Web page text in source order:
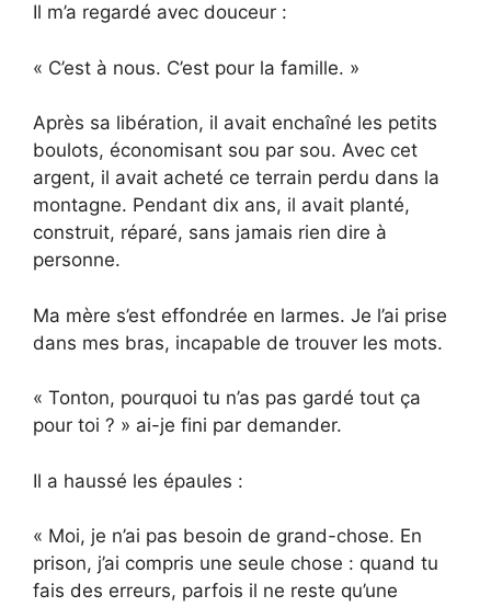
Il m’a regardé avec douceur :
« C’est à nous. C’est pour la famille. »
Après sa libération, il avait enchaîné les petits
boulots, économisant sou par sou. Avec cet
argent, il avait acheté ce terrain perdu dans la
montagne. Pendant dix ans, il avait planté,
construit, réparé, sans jamais rien dire à
personne.
Ma mère s’est effondrée en larmes. Je l’ai prise
dans mes bras, incapable de trouver les mots.
« Tonton, pourquoi tu n’as pas gardé tout ça
pour toi ? » ai-je fini par demander.
Il a haussé les épaules :
« Moi, je n’ai pas besoin de grand-chose. En
prison, j’ai compris une seule chose : quand tu
fais des erreurs, parfois il ne reste qu’une